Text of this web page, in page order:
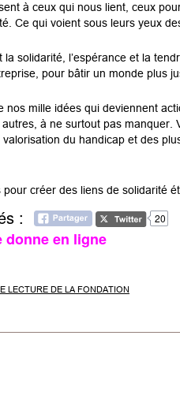
à ceux qui nous lient, ceux
Ce qui voient sous leurs yeux
la solidarité, l’espérance et la
pour bâtir un monde plus
nos mille idées qui deviennent
à ne surtout pas
du handicap et des
créer des liens de solidarité
: 20
donne en ligne
LECTURE DE LA FONDATION